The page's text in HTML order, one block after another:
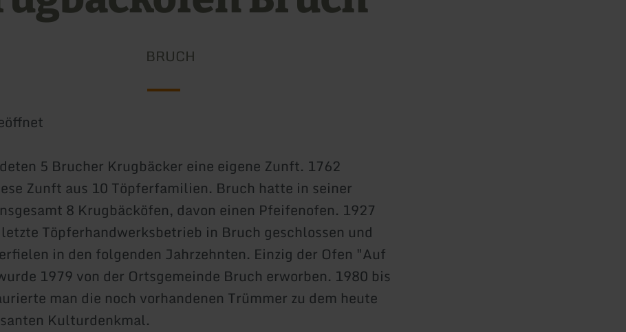
BRUCH
5 Brucher Krugbäcker eine eigene Zunft. 1762
Zunft aus 10 Töpferfamilien. Bruch hatte in seiner
8 Krugbäcköfen, davon einen Pfeifenofen. 1927
Töpferhandwerksbetrieb in Bruch geschlossen und
in den folgenden Jahrzehnten. Einzig der Ofen "Auf
1979 von der Ortsgemeinde Bruch erworben. 1980 bis
man die noch vorhandenen Trümmer zu dem heute
Kulturdenkmal.